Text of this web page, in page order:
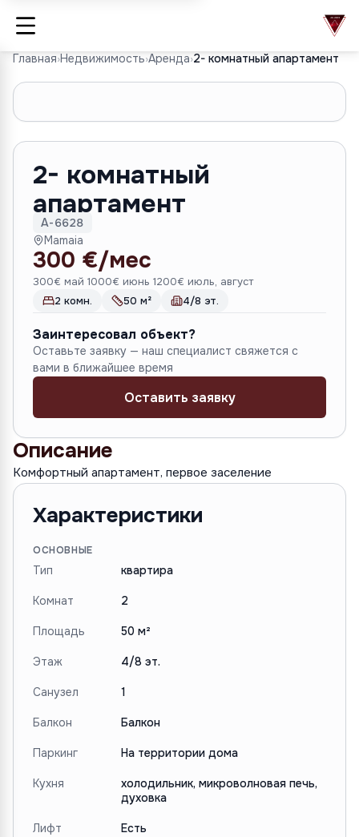
Главная›Недвижимость›Аренда›2- комнатный апартамент
1/6
2- комнатный
апартамент
A-6628
Mamaia
300 €/мес
300€ май 1000€ июнь 1200€ июль, август
2 комн.
50 м² 4/8 эт.
Заинтересовал объект?
Оставьте заявку — наш специалист свяжется с
вами в ближайшее время
Оставить заявку
Описание
Комфортный апартамент, первое заселение
Характеристики
ОСНОВНЫЕ
Тип квартира
Комнат 2
Площадь 50 м²
Этаж 4/8 эт.
Санузел 1
Балкон Балкон
Паркинг На территории дома
Кухня
холодильник, микроволновая печь,
духовка
Лифт Есть